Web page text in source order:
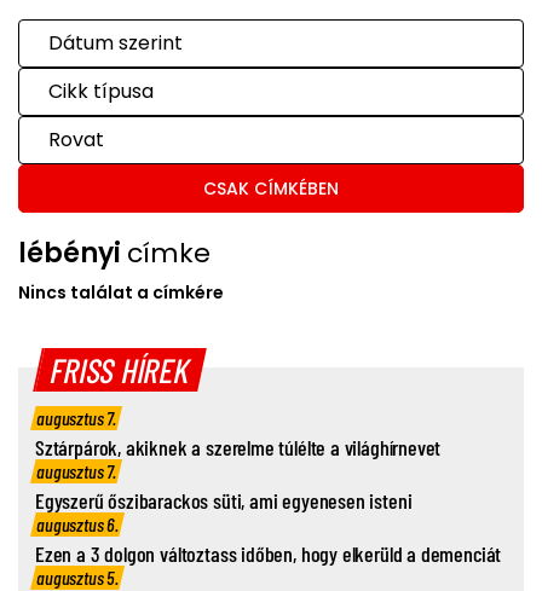
Dátum szerint
Cikk típusa
Rovat
CSAK CÍMKÉBEN
lébényi címke
Nincs találat a címkére
FRISS HÍREK
augusztus 7.
Sztárpárok, akiknek a szerelme túlélte a világhírnevet
augusztus 7.
Egyszerű őszibarackos süti, ami egyenesen isteni
augusztus 6.
Ezen a 3 dolgon változtass időben, hogy elkerüld a demenciát
augusztus 5.